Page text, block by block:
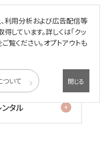
け希望の方は
ンタル
談したい方は
タル
利用分析および広告配信等
しています。詳しくは「クッ
覧ください。オプトアウトも
いて 閉じる